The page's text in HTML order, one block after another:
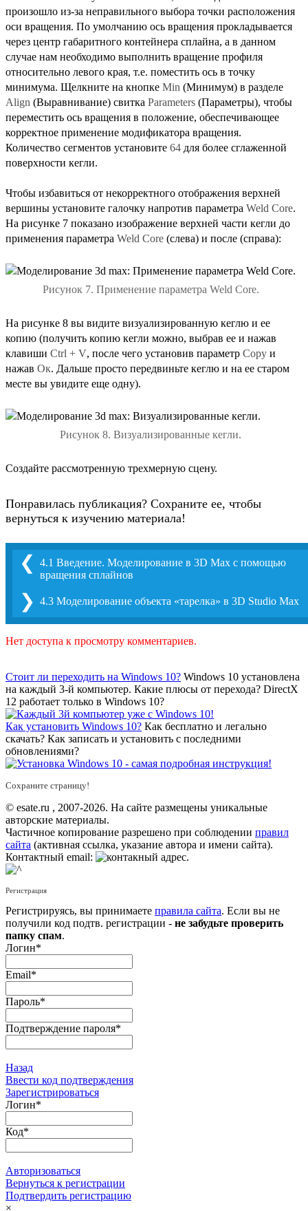
произошло из-за неправильного выбора точки расположения
оси вращения. По умолчанию ось вращения прокладывается
через центр габаритного контейнера сплайна, а в данном
случае нам необходимо выполнить вращение профиля
относительно левого края, т.е. поместить ось в точку
минимума. Щелкните на кнопке Min (Минимум) в разделе
Align (Выравнивание) свитка Parameters (Параметры), чтобы
переместить ось вращения в положение, обеспечивающее
корректное применение модификатора вращения.
Количество сегментов установите 64 для более сглаженной
поверхности кегли.
Чтобы избавиться от некорректного отображения верхней
вершины установите галочку напротив параметра Weld Core.
На рисунке 7 показано изображение верхней части кегли до
применения параметра Weld Core (слева) и после (справа):
Рисунок 7. Применение параметра Weld Core.
На рисунке 8 вы видите визуализированную кеглю и ее
копию (получить копию кегли можно, выбрав ее и нажав
клавиши Ctrl + V, после чего установив параметр Copy и
нажав Ок. Дальше просто передвиньте кеглю и на ее старом
месте вы увидите еще одну).
Рисунок 8. Визуализированные кегли.
Создайте рассмотренную трехмерную сцену.
Понравилась публикация? Сохраните ее, чтобы
вернуться к изучению материала!
❮
4.1 Введение. Моделирование в 3D Max с помощью
вращения сплайнов
❯ 4.3 Моделирование объекта «тарелка» в 3D Studio Max
Нет доступа к просмотру комментариев.
Стоит ли переходить на Windows 10? Windows 10 установлена
на каждый 3-й компьютер. Какие плюсы от перехода? DirectX
12 работает только в Windows 10?
Как установить Windows 10? Как бесплатно и легально
скачать? Как записать и установить с последними
обновлениями?
Сохраните страницу!
© esate.ru , 2007-2026. На сайте размещены уникальные
авторские материалы.
Частичное копирование разрешено при соблюдении правил
сайта (активная ссылка, указание автора и имени сайта).
Контактный email:
.
Регистрация
Регистрируясь, вы принимаете правила сайта. Если вы не
получили код подтв. регистрации - не забудьте проверить
папку спам.
Логин*
Email*
Пароль*
Подтверждение пароля*
Назад
Ввести код подтверждения
Зарегистрироваться
Логин*
Код*
Авторизоваться
Вернуться к регистрации
Подтвердить регистрацию
×